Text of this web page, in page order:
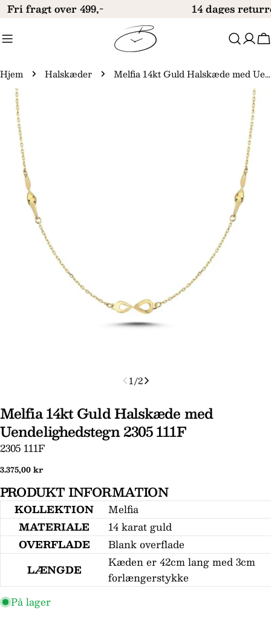
Gå
indhold
Fri fragt over 499,- 14 dages
Hjem Halskæder Melfia 14kt Guld Halskæde med Uendelighedstegn 2305 111F
produktinformation
medie 0 i modal
1/2
Melfia 14kt Guld Halskæde med
Uendelighedstegn 2305 111F
SKU:
2305 111F
Normal
3.375,00 kr
PRODUKT INFORMATION
KOLLEKTION
Melfia
MATERIALE
14 karat guld
OVERFLADE
Blank overflade
LÆNGDE
Kæden er 42cm lang med 3cm
forlængerstykke
På lager
navn
Din
email
Din
telefon
Din
besked